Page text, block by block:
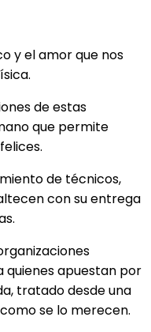
y el amor que nos
de estas
que permite
de técnicos,
con su entrega
quienes apuestan por
tratado desde una
se lo merecen.